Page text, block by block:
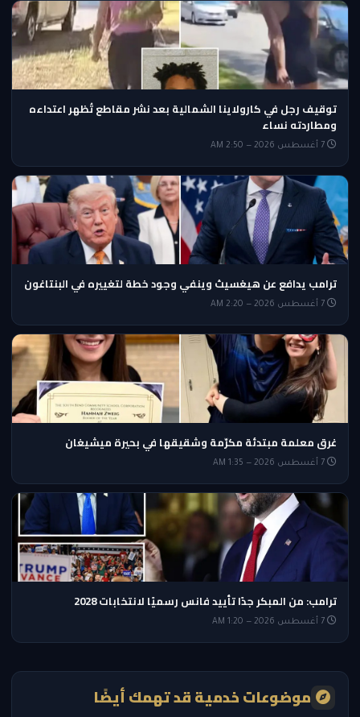
توقيف رجل في كارولاينا الشمالية بعد نشر مقاطع تُظهر اعتداءه
ومطاردته نساء
ترامب يدافع عن هيغسيث وينفي وجود خطة لتغييره في البنتاغون
غرق معلمة مبتدئة مكرّمة وشقيقها في بحيرة ميشيغان
ترامب: من المبكر جدًا تأييد فانس رسميًا لانتخابات 2028
موضوعات خدمية قد تهمك أيضًا